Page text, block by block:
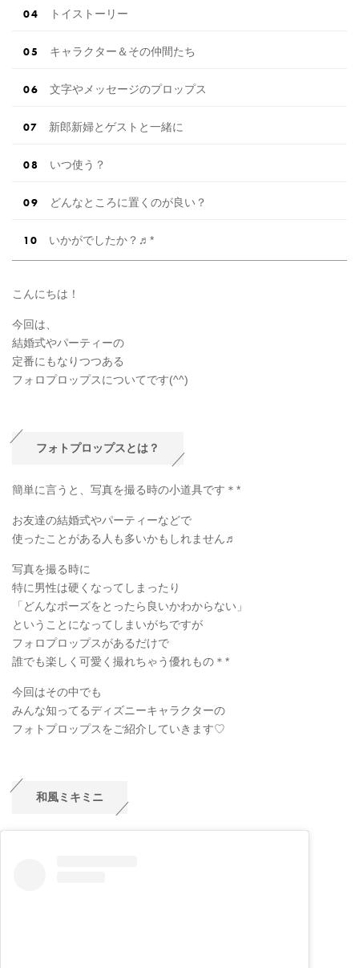
トイストーリー
キャラクター＆その仲間たち
文字やメッセージのプロップス
新郎新婦とゲストと一緒に
いつ使う？
どんなところに置くのが良い？
いかがでしたか？♬*
こんにちは！
今回は、
結婚式やパーティーの
定番にもなりつつある
フォロプロップスについてです(^^)
フォトプロップスとは？
簡単に言うと、写真を撮る時の小道具です＊*
お友達の結婚式やパーティーなどで
使ったことがある人も多いかもしれません♬
写真を撮る時に
特に男性は硬くなってしまったり
「どんなポーズをとったら良いかわからない」
ということになってしまいがちですが
フォロプロップスがあるだけで
誰でも楽しく可愛く撮れちゃう優れもの＊*
今回はその中でも
みんな知ってるディズニーキャラクターの
フォトプロップスをご紹介していきます♡
和風ミキミニ